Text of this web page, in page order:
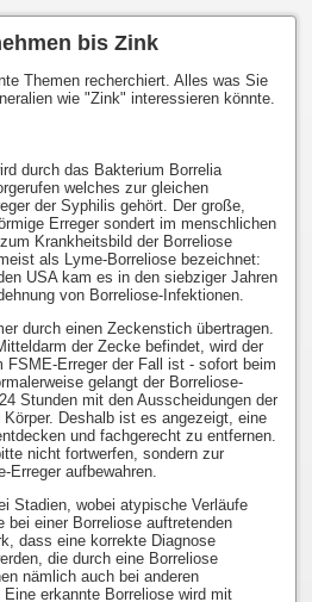
bis Zink
Themen recherchiert. Alles was Sie
wie "Zink" interessieren könnte.
durch das Bakterium Borrelia
welches zur gleichen
der Syphilis gehört. Der große,
Erreger sondert im menschlichen
Krankheitsbild der Borreliose
als Lyme-Borreliose bezeichnet:
USA kam es in den siebziger Jahren
von Borreliose-Infektionen.
durch einen Zeckenstich übertragen.
der Zecke befindet, wird der
FSME-Erreger der Fall ist - sofort beim
gelangt der Borreliose-
Stunden mit den Ausscheidungen der
Deshalb ist es angezeigt, eine
und fachgerecht zu entfernen.
nicht fortwerfen, sondern zur
Erreger aufbewahren.
Stadien, wobei atypische Verläufe
bei einer Borreliose auftretenden
dass eine korrekte Diagnose
die durch eine Borreliose
nämlich auch bei anderen
erkannte Borreliose wird mit